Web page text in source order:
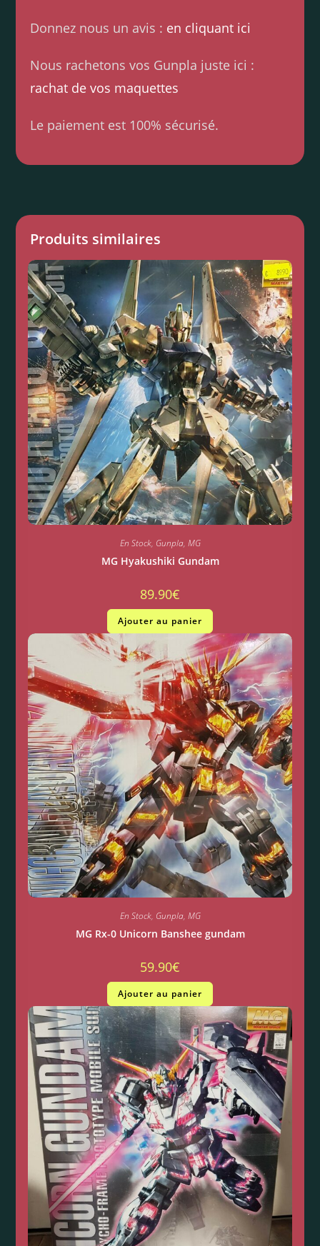
Donnez nous un avis : en cliquant ici
Nous rachetons vos Gunpla juste ici :
rachat de vos maquettes
Le paiement est 100% sécurisé.
Produits similaires
En Stock, Gunpla, MG
MG Hyakushiki Gundam
89.90€
Ajouter au panier
En Stock, Gunpla, MG
MG Rx-0 Unicorn Banshee gundam
59.90€
Ajouter au panier